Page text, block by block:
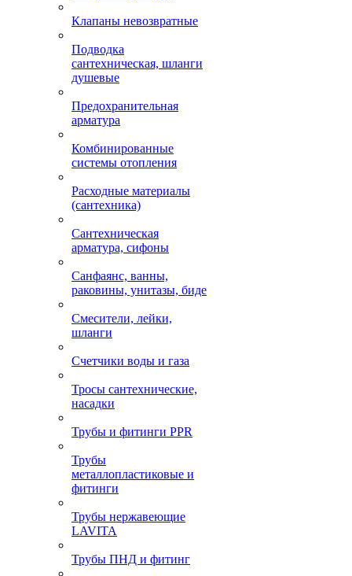
Клапаны невозвратные
Подводка
сантехническая, шланги
душевые
Предохранительная
арматура
Комбинированные
системы отопления
Расходные материалы
(сантехника)
Сантехническая
арматура, сифоны
Санфаянс, ванны,
раковины, унитазы, биде
Смесители, лейки,
шланги
Счетчики воды и газа
Тросы сантехнические,
насадки
Трубы и фитинги PPR
Трубы
металлопластиковые и
фитинги
Трубы нержавеющие
LAVITA
Трубы ПНД и фитинг